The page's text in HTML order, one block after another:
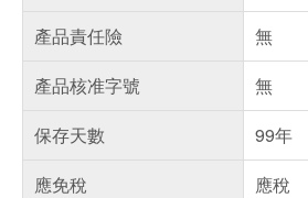
產品責任險
無
產品核准字號
無
保存天數
99年
應免稅
應稅